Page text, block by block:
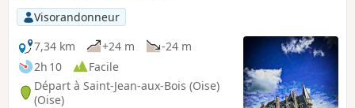
Visorandonneur
7,34 km
+24 m
-24 m
2h 10
Facile
Départ à Saint-Jean-aux-Bois (Oise)
(Oise)